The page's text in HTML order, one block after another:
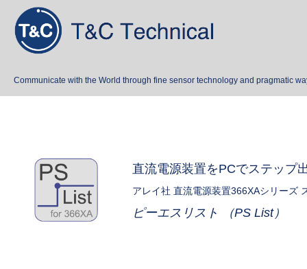
Communicate with the World through fine sensor technology and pragmatic
直流電源装置をPCでステップ
アレイ社 直流電源装置366XAシリーズ
ピーエスリスト （PS List）